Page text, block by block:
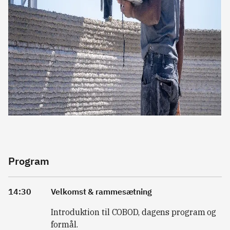
Program
14:30
Velkomst & rammesætning
Introduktion til COBOD, dagens program og
formål.